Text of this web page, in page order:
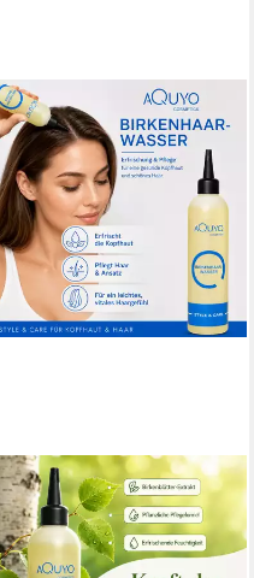
AQUYO COSMETICS
Haarwasser
Birkenhaarwasser für
strapazierte Haare und